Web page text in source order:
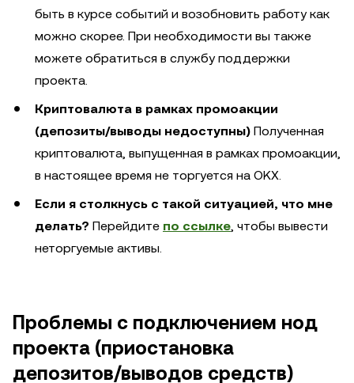
быть в курсе событий и возобновить работу как
можно скорее. При необходимости вы также
можете обратиться в службу поддержки
проекта.
Криптовалюта в рамках промоакции
(депозиты/выводы недоступны) Полученная
криптовалюта, выпущенная в рамках промоакции,
в настоящее время не торгуется на OKX.
Если я столкнусь с такой ситуацией, что мне
делать? Перейдите по ссылке, чтобы вывести
неторгуемые активы.
Проблемы с подключением нод
проекта (приостановка
депозитов/выводов средств)